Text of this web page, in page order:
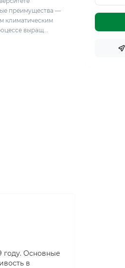
преимущества —
климатическим
выращ...
году. Основные
в